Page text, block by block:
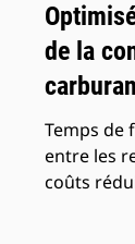
de la
Temps de
entre les
coûts